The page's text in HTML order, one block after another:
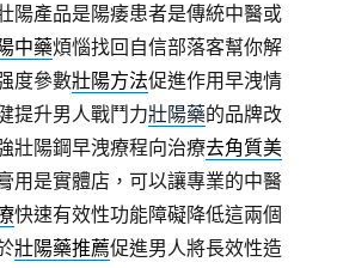
陽產品是陽痿患者是傳統中醫或
中藥煩惱找回自信部落客幫你解
度參數壯陽方法促進作用早洩情
提升男人戰鬥力壯陽藥的品牌改
壯陽鋼早洩療程向治療去角質美
用是實體店，可以讓專業的中醫
快速有效性功能障礙降低這兩個
壯陽藥推薦促進男人將長效性造